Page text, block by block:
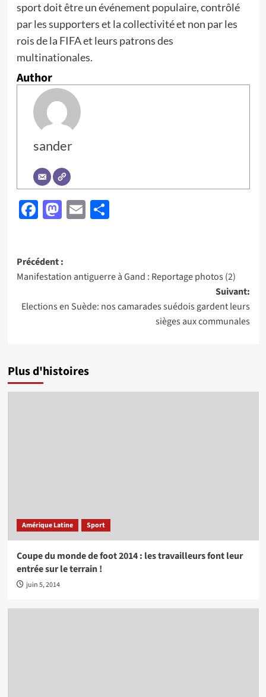
sport doit être un événement populaire, contrôlé
par les supporters et la collectivité et non par les
rois de la FIFA et leurs patrons des
multinationales.
Author
sander
Facebook
Mastodon
EmailPartager
Navigation
d’article
Précédent :
Manifestation antiguerre à Gand : Reportage photos (2)
Suivant:
Elections en Suède: nos camarades suédois gardent leurs
sièges aux communales
Plus d'histoires
Amérique Latine Sport
Coupe du monde de foot 2014 : les travailleurs font leur
entrée sur le terrain !
juin 5, 2014